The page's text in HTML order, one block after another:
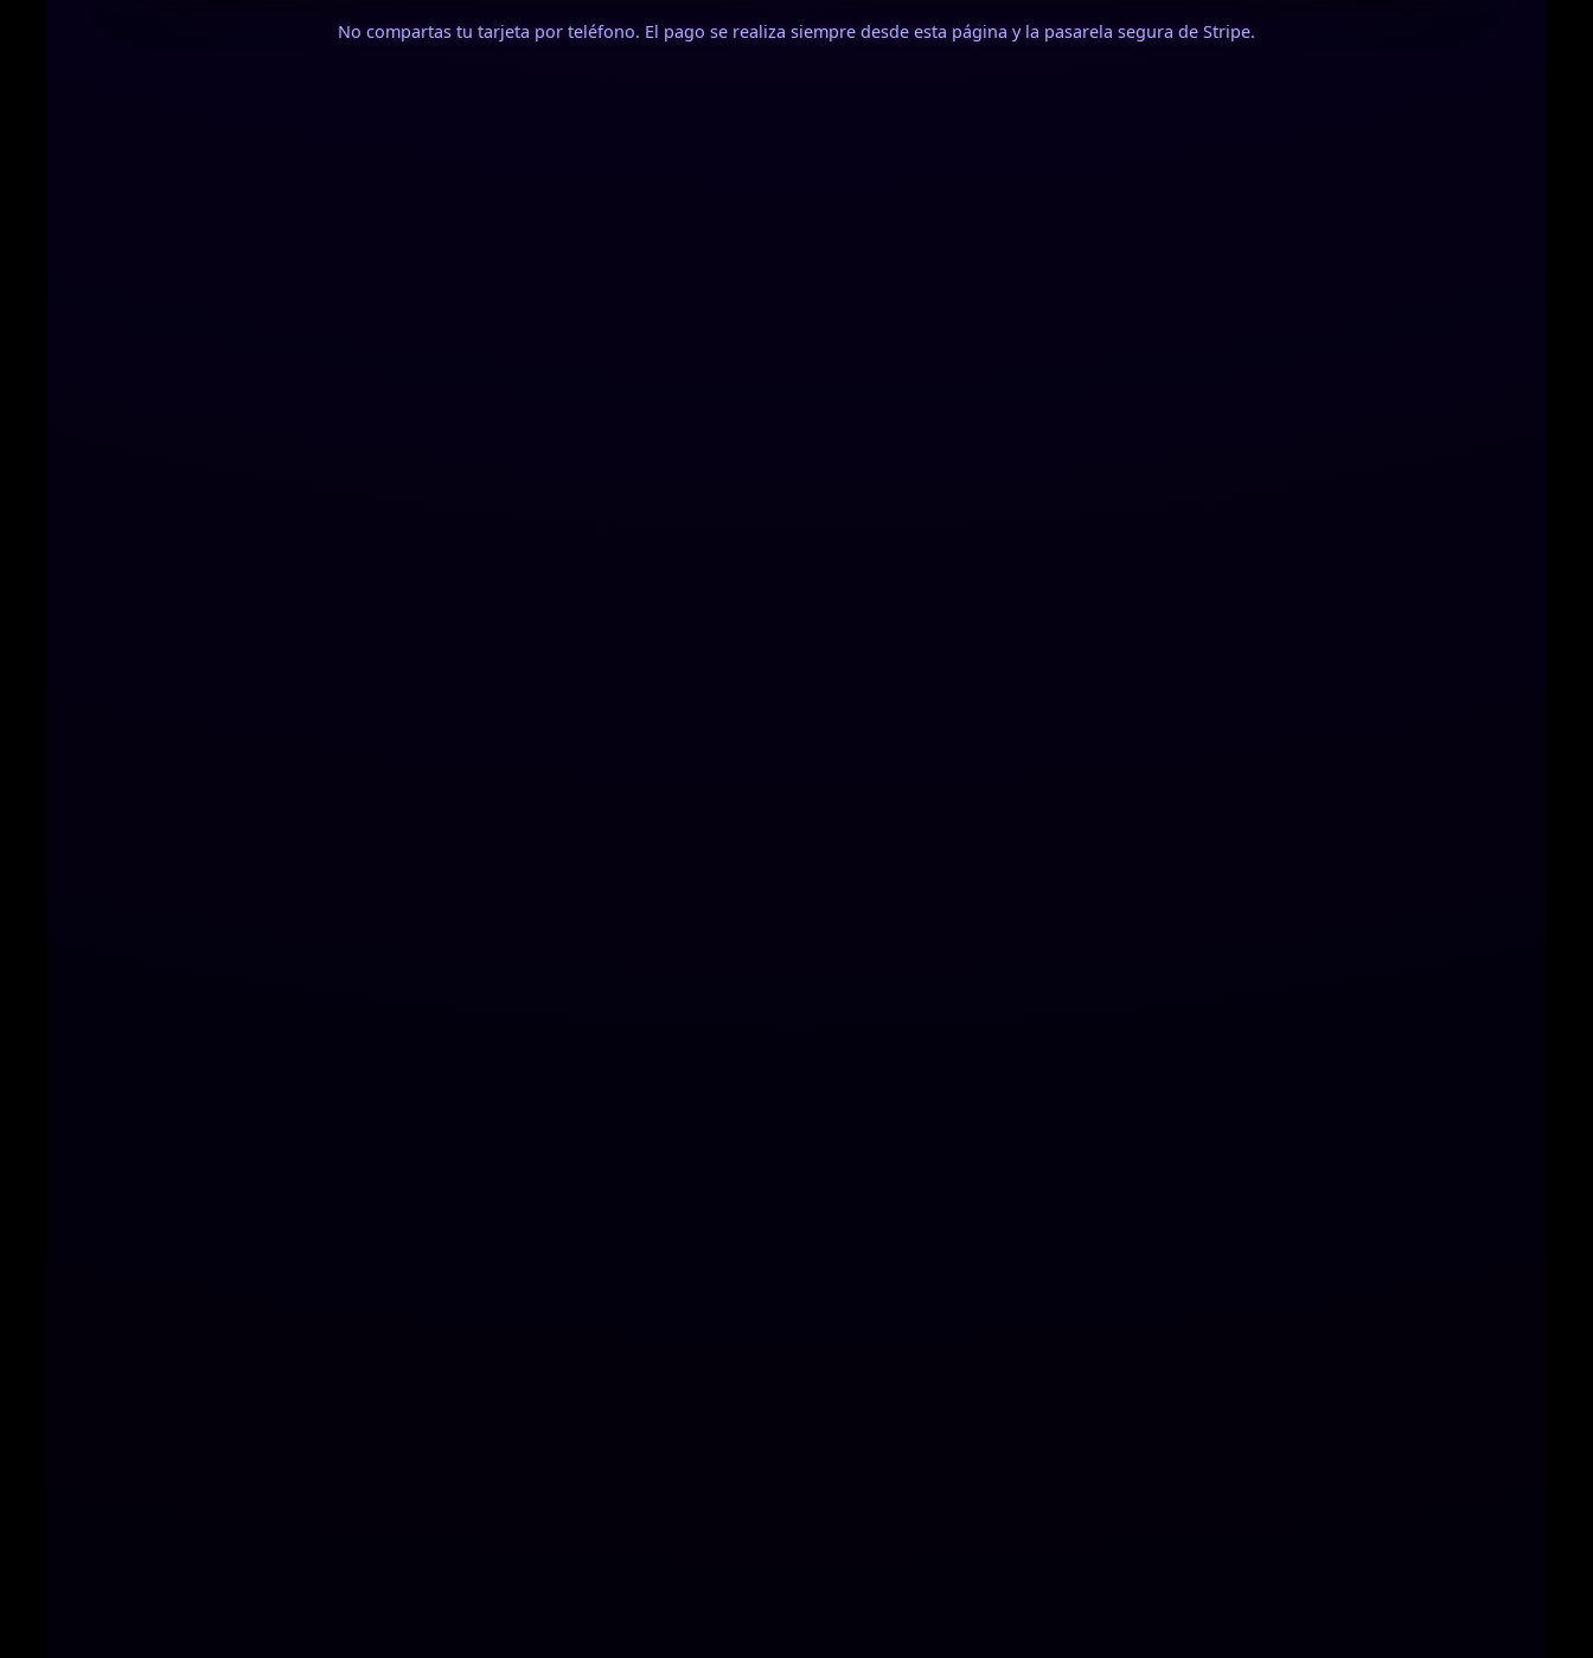
No compartas tu tarjeta por teléfono. El pago se realiza siempre desde esta página y la pasarela segura de Stripe.